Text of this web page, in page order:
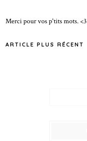
Merci pour vos p'tits mots. <3
ARTICLE PLUS RÉCENT